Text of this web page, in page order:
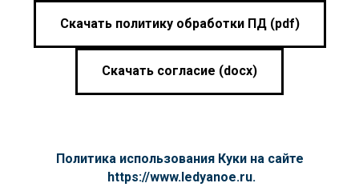
Скачать политику обработки ПД (pdf)
Скачать согласие (docx)
Политика использования Куки на сайте
https://www.ledyanoe.ru.